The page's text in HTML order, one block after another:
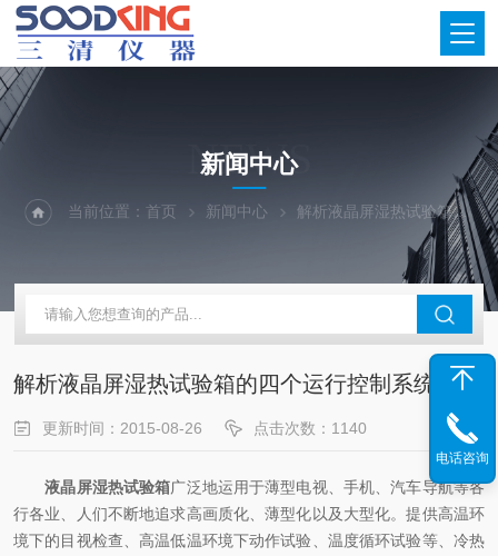
NEWS
新闻中心
当前位置：首页 新闻中心 解析液晶屏湿热试验箱的四个运行控制系统
解析液晶屏湿热试验箱的四个运行控制系统
更新时间：2015-08-26 点击次数：1140
液晶屏湿热试验箱广泛地运用于薄型电视、手机、汽车导航等各
行各业、人们不断地追求高画质化、薄型化以及大型化。提供高温环
境下的目视检查、高温低温环境下动作试验、温度循环试验等、冷热
电话咨询